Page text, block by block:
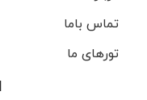
تماس باما
تورهای ما